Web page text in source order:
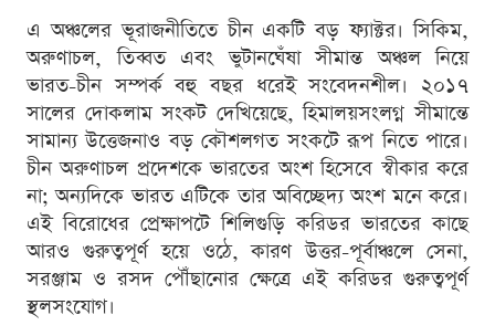
এ অঞ্চলের ভূরাজনীতিতে চীন একটি বড় ফ্যাক্টর। সিকিম,
অরুণাচল, তিব্বত এবং ভুটানঘেঁষা সীমান্ত অঞ্চল নিয়ে
ভারত-চীন সম্পর্ক বহু বছর ধরেই সংবেদনশীল। ২০১৭
সালের দোকলাম সংকট দেখিয়েছে, হিমালয়সংলগ্ন সীমান্তে
সামান্য উত্তেজনাও বড় কৌশলগত সংকটে রূপ নিতে পারে।
চীন অরুণাচল প্রদেশকে ভারতের অংশ হিসেবে স্বীকার করে
না; অন্যদিকে ভারত এটিকে তার অবিচ্ছেদ্য অংশ মনে করে।
এই বিরোধের প্রেক্ষাপটে শিলিগুড়ি করিডর ভারতের কাছে
আরও গুরুত্বপূর্ণ হয়ে ওঠে, কারণ উত্তর-পূর্বাঞ্চলে সেনা,
সরঞ্জাম ও রসদ পৌঁছানোর ক্ষেত্রে এই করিডর গুরুত্বপূর্ণ
স্থলসংযোগ।